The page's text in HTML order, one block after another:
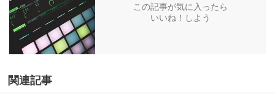
この記事が気に入ったら
いいね！しよう
関連記事